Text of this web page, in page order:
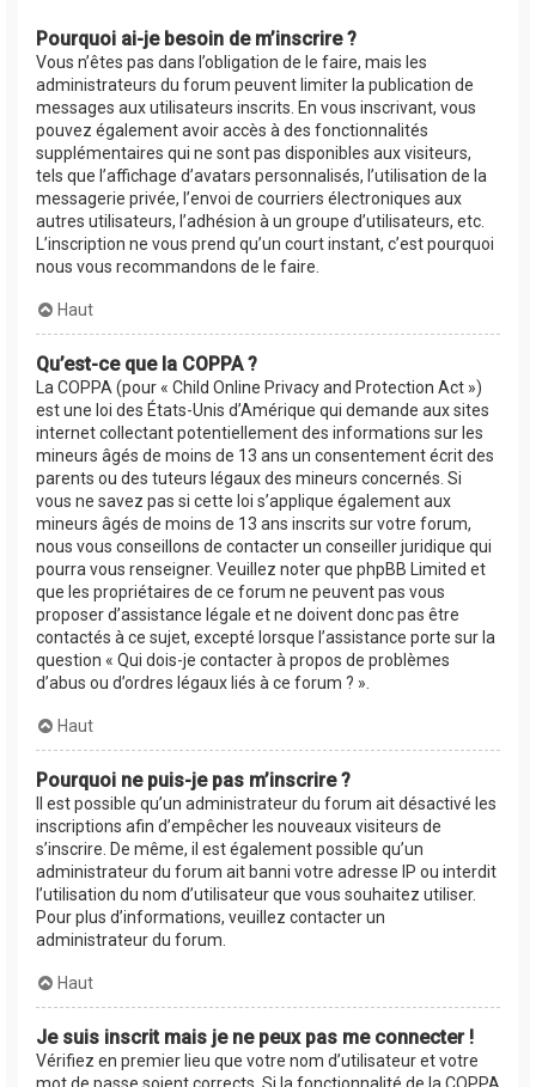
Pourquoi ai-je besoin de m’inscrire ?
Vous n’êtes pas dans l’obligation de le faire, mais les
administrateurs du forum peuvent limiter la publication de
messages aux utilisateurs inscrits. En vous inscrivant, vous
pouvez également avoir accès à des fonctionnalités
supplémentaires qui ne sont pas disponibles aux visiteurs,
tels que l’affichage d’avatars personnalisés, l’utilisation de la
messagerie privée, l’envoi de courriers électroniques aux
autres utilisateurs, l’adhésion à un groupe d’utilisateurs, etc.
L’inscription ne vous prend qu’un court instant, c’est pourquoi
nous vous recommandons de le faire.
Haut
Qu’est-ce que la COPPA ?
La COPPA (pour « Child Online Privacy and Protection Act »)
est une loi des États-Unis d’Amérique qui demande aux sites
internet collectant potentiellement des informations sur les
mineurs âgés de moins de 13 ans un consentement écrit des
parents ou des tuteurs légaux des mineurs concernés. Si
vous ne savez pas si cette loi s’applique également aux
mineurs âgés de moins de 13 ans inscrits sur votre forum,
nous vous conseillons de contacter un conseiller juridique qui
pourra vous renseigner. Veuillez noter que phpBB Limited et
que les propriétaires de ce forum ne peuvent pas vous
proposer d’assistance légale et ne doivent donc pas être
contactés à ce sujet, excepté lorsque l’assistance porte sur la
question « Qui dois-je contacter à propos de problèmes
d’abus ou d’ordres légaux liés à ce forum ? ».
Haut
Pourquoi ne puis-je pas m’inscrire ?
Il est possible qu’un administrateur du forum ait désactivé les
inscriptions afin d’empêcher les nouveaux visiteurs de
s’inscrire. De même, il est également possible qu’un
administrateur du forum ait banni votre adresse IP ou interdit
l’utilisation du nom d’utilisateur que vous souhaitez utiliser.
Pour plus d’informations, veuillez contacter un
administrateur du forum.
Haut
Je suis inscrit mais je ne peux pas me connecter !
Vérifiez en premier lieu que votre nom d’utilisateur et votre
mot de passe soient corrects. Si la fonctionnalité de la COPPA